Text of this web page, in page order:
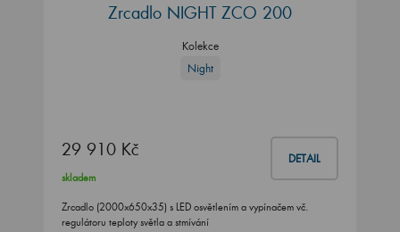
Zrcadlo NIGHT ZCO 200
Kolekce
Night
29 910 Kč DETAIL
skladem
Zrcadlo (2000x650x35) s LED osvětlením a vypínačem vč.
regulátoru teploty světla a stmívání